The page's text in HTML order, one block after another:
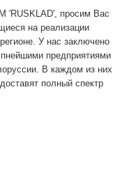
'RUSKLAD', просим Вас
на реализации
У нас заключено
предприятиями
В каждом из них
полный спектр